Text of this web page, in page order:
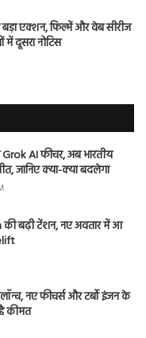
एक्शन, फिल्में और वेब सीरीज
में दूसरा नोटिस
AI फीचर, अब भारतीय
जानिए क्या-क्या बदलेगा
बढ़ी टेंशन, नए अवतार में आ
नए फीचर्स और टर्बो इंजन के
कीमत